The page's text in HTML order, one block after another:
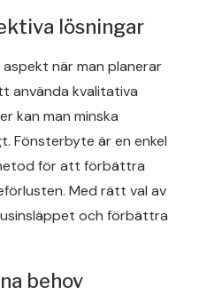
lösningar
när man planerar
använda kvalitativa
kan man minska
Fönsterbyte är en enkel
för att förbättra
Med rätt val av
och förbättra
behov